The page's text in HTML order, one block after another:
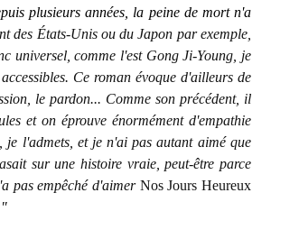
plusieurs années, la peine de mort n'a
des États-Unis ou du Japon par exemple,
universel, comme l'est Gong Ji-Young, je
. Ce roman évoque d'ailleurs de
le pardon... Comme son précédent, il
et on éprouve énormément d'empathie
je l'admets, et je n'ai pas autant aimé que
sur une histoire vraie, peut-être parce
pas empêché d'aimer Nos Jours Heureux
"